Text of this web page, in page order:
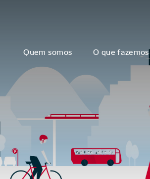
Quem somos O que fazemos